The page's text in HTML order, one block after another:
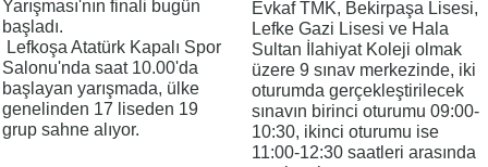
Yarışması'nın finali bugün
başladı.
Lefkoşa Atatürk Kapalı Spor
Salonu'nda saat 10.00'da
başlayan yarışmada, ülke
genelinden 17 liseden 19
grup sahne alıyor.
Evkaf TMK, Bekirpaşa Lisesi,
Lefke Gazi Lisesi ve Hala
Sultan İlahiyat Koleji olmak
üzere 9 sınav merkezinde, iki
oturumda gerçekleştirilecek
sınavın birinci oturumu 09:00-
10:30, ikinci oturumu ise
11:00-12:30 saatleri arasında